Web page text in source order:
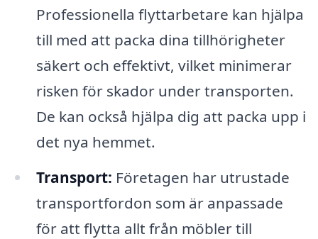
Professionella flyttarbetare kan hjälpa
till med att packa dina tillhörigheter
säkert och effektivt, vilket minimerar
risken för skador under transporten.
De kan också hjälpa dig att packa upp i
det nya hemmet.
Transport: Företagen har utrustade
transportfordon som är anpassade
för att flytta allt från möbler till